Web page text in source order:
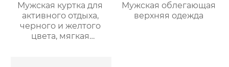
Мужская куртка для
активного отдыха,
черного и желтого
цвета, мягкая
Мужская облегающая
верхняя одежда